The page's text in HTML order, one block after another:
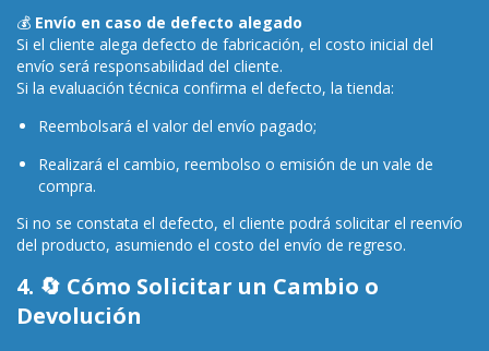
💰 Envío en caso de defecto alegado
Si el cliente alega defecto de fabricación, el costo inicial del
envío será responsabilidad del cliente.
Si la evaluación técnica confirma el defecto, la tienda:
Reembolsará el valor del envío pagado;
Realizará el cambio, reembolso o emisión de un vale de
compra.
Si no se constata el defecto, el cliente podrá solicitar el reenvío
del producto, asumiendo el costo del envío de regreso.
4. 🔄 Cómo Solicitar un Cambio o
Devolución